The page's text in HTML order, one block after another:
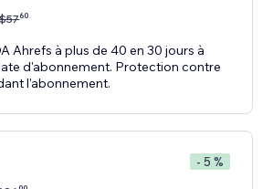
$5760
Ahrefs à plus de 40 en 30 jours à
d'abonnement. Protection contre
l'abonnement.
- 5 %